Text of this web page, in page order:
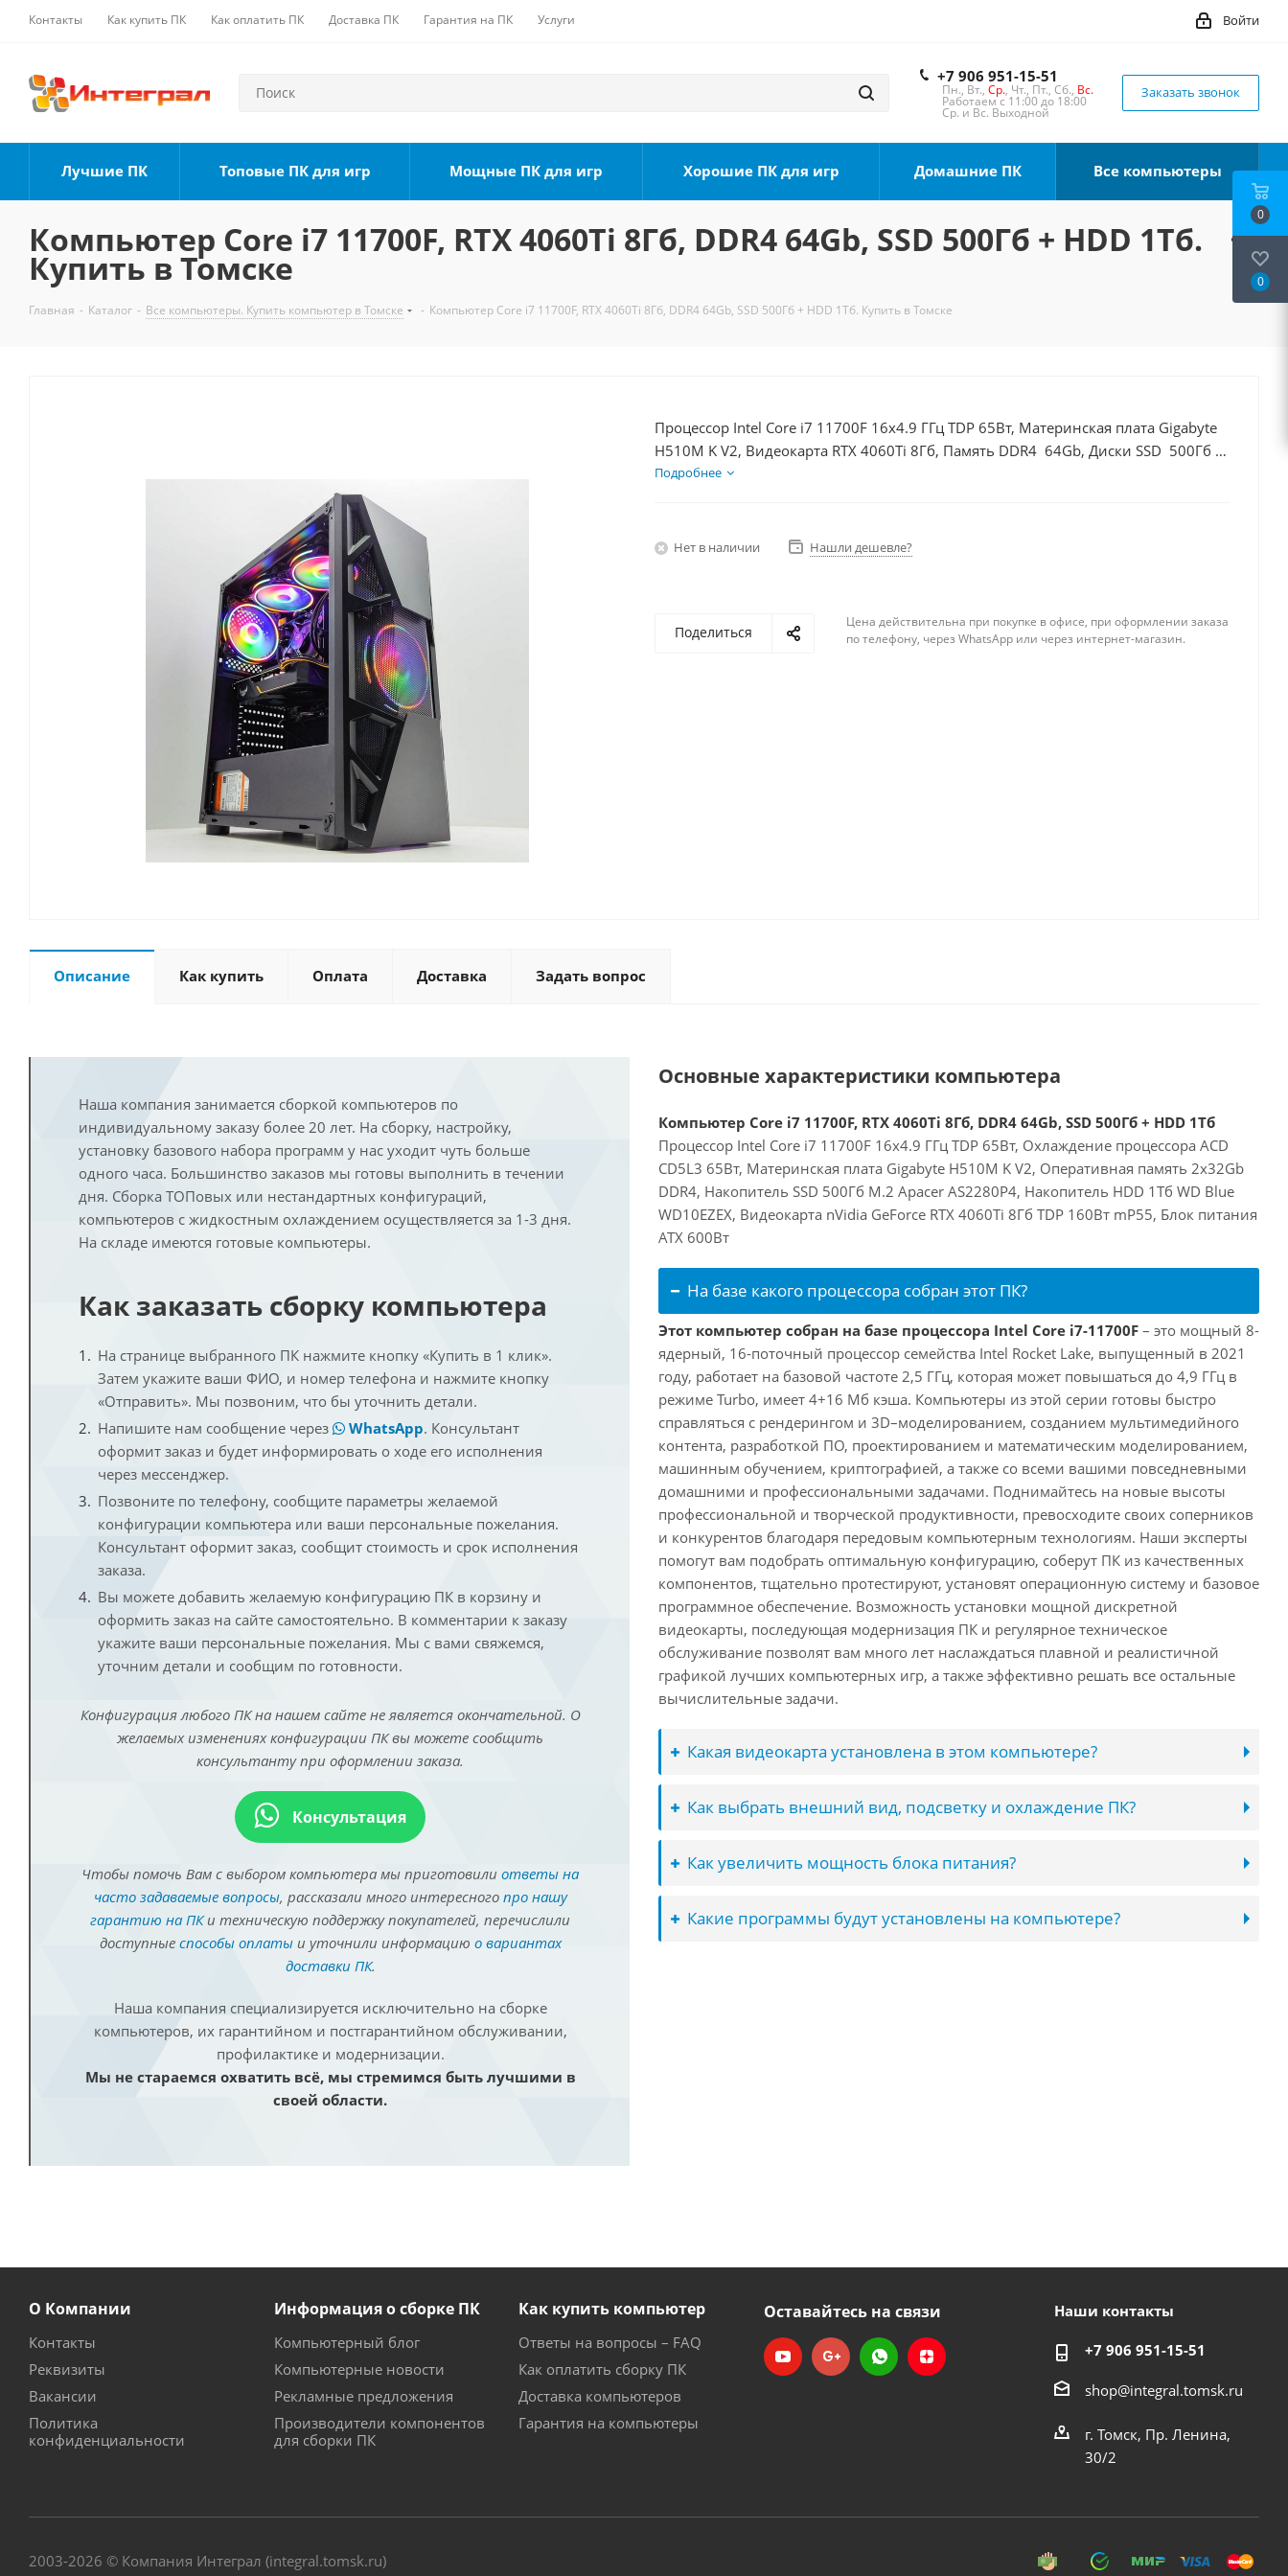
Контакты Как купить ПК Как оплатить ПК Доставка ПК Гарантия на ПК Услуги Войти
+7 906 951-15-51
Пн., Вт., Ср., Чт., Пт., Сб., Вс.
Работаем с 11:00 до 18:00
Ср. и Вс. Выходной
Заказать звонок
Лучшие ПК Топовые ПК для игр Мощные ПК для игр Хорошие ПК для игр Домашние ПК Все компьютеры
Компьютер Core i7 11700F, RTX 4060Ti 8Гб, DDR4 64Gb, SSD 500Гб + HDD 1Тб.
Купить в Томске
Главная - Каталог - Все компьютеры. Купить компьютер в Томске - Компьютер Core i7 11700F, RTX 4060Ti 8Гб, DDR4 64Gb, SSD 500Гб + HDD 1Тб. Купить в Томске
Процессор Intel Core i7 11700F 16x4.9 ГГц TDP 65Вт, Материнская плата Gigabyte
H510M K V2, Видеокарта RTX 4060Ti 8Гб, Память DDR4 64Gb, Диски SSD 500Гб +
HDD 1Тб, БП 600Вт
Подробнее
Нет в наличии Нашли дешевле?
Поделиться
Цена действительна при покупке в офисе, при оформлении заказа
по телефону, через WhatsApp или через интернет-магазин.
Описание Как купить Оплата Доставка Задать вопрос
Наша компания занимается сборкой компьютеров по
индивидуальному заказу более 20 лет. На сборку, настройку,
установку базового набора программ у нас уходит чуть больше
одного часа. Большинство заказов мы готовы выполнить в течении
дня. Сборка ТОПовых или нестандартных конфигураций,
компьютеров с жидкостным охлаждением осуществляется за 1-3 дня.
На складе имеются готовые компьютеры.
Как заказать сборку компьютера
На странице выбранного ПК нажмите кнопку «Купить в 1 клик».
Затем укажите ваши ФИО, и номер телефона и нажмите кнопку
«Отправить». Мы позвоним, что бы уточнить детали.
Напишите нам сообщение через
WhatsApp. Консультант
оформит заказ и будет информировать о ходе его исполнения
через мессенджер.
Позвоните по телефону, сообщите параметры желаемой
конфигурации компьютера или ваши персональные пожелания.
Консультант оформит заказ, сообщит стоимость и срок исполнения
заказа.
Вы можете добавить желаемую конфигурацию ПК в корзину и
оформить заказ на сайте самостоятельно. В комментарии к заказу
укажите ваши персональные пожелания. Мы с вами свяжемся,
уточним детали и сообщим по готовности.
Конфигурация любого ПК на нашем сайте не является окончательной. О
желаемых изменениях конфигурации ПК вы можете сообщить
консультанту при оформлении заказа.
Консультация
Чтобы помочь Вам с выбором компьютера мы приготовили ответы на
часто задаваемые вопросы, рассказали много интересного про нашу
гарантию на ПКи техническую поддержку покупателей, перечислили
доступные способы оплатыи уточнили информацию о вариантах
доставки ПК.
Наша компания специализируется исключительно на сборке
компьютеров, их гарантийном и постгарантийном обслуживании,
профилактике и модернизации.
Мы не стараемся охватить всё, мы стремимся быть лучшими в
своей области.
Основные характеристики компьютера
Компьютер Core i7 11700F, RTX 4060Ti 8Гб, DDR4 64Gb, SSD 500Гб + HDD 1Тб
Процессор Intel Core i7 11700F 16x4.9 ГГц TDP 65Вт, Охлаждение процессора ACD
CD5L3 65Вт, Материнская плата Gigabyte H510M K V2, Оперативная память 2x32Gb
DDR4, Накопитель SSD 500Гб M.2 Apacer AS2280P4, Накопитель HDD 1Тб WD Blue
WD10EZEX, Видеокарта nVidia GeForce RTX 4060Ti 8Гб TDP 160Вт mP55, Блок питания
ATX 600Вт
На базе какого процессора собран этот ПК?
Этот компьютер собран на базе процессора Intel Core i7-11700F – это мощный 8-
ядерный, 16-поточный процессор семейства Intel Rocket Lake, выпущенный в 2021
году, работает на базовой частоте 2,5 ГГц, которая может повышаться до 4,9 ГГц в
режиме Turbo, имеет 4+16 Мб кэша. Компьютеры из этой серии готовы быстро
справляться с рендерингом и 3D–моделированием, созданием мультимедийного
контента, разработкой ПО, проектированием и математическим моделированием,
машинным обучением, криптографией, а также со всеми вашими повседневными
домашними и профессиональными задачами. Поднимайтесь на новые высоты
профессиональной и творческой продуктивности, превосходите своих соперников
и конкурентов благодаря передовым компьютерным технологиям. Наши эксперты
помогут вам подобрать оптимальную конфигурацию, соберут ПК из качественных
компонентов, тщательно протестируют, установят операционную систему и базовое
программное обеспечение. Возможность установки мощной дискретной
видеокарты, последующая модернизация ПК и регулярное техническое
обслуживание позволят вам много лет наслаждаться плавной и реалистичной
графикой лучших компьютерных игр, а также эффективно решать все остальные
вычислительные задачи.
Какая видеокарта установлена в этом компьютере?
Как выбрать внешний вид, подсветку и охлаждение ПК?
Как увеличить мощность блока питания?
Какие программы будут установлены на компьютере?
О Компании
Контакты
Реквизиты
Вакансии
Политика
конфиденциальности
Информация о сборке ПК
Компьютерный блог
Компьютерные новости
Рекламные предложения
Производители компонентов
для сборки ПК
Как купить компьютер
Ответы на вопросы – FAQ
Как оплатить сборку ПК
Доставка компьютеров
Гарантия на компьютеры
Оставайтесь на связи Наши контакты
+7 906 951-15-51
shop@integral.tomsk.ru
г. Томск, Пр. Ленина,
30/2
2003-2026 © Компания Интеграл (integral.tomsk.ru)
0
0